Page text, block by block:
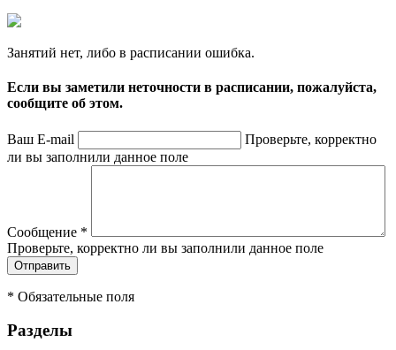
Занятий нет, либо в расписании ошибка.
Если вы заметили неточности в расписании, пожалуйста,
сообщите об этом.
Ваш E-mail
Проверьте, корректно
ли вы заполнили данное поле
Сообщение *
Проверьте, корректно ли вы заполнили данное поле
* Обязательные поля
Разделы